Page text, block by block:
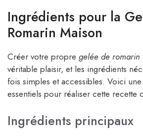
Ingrédients pour la
Romarin Maison
Créer votre propre gelée de romarin
véritable plaisir, et les ingrédients
fois simples et accessibles. Voici
essentiels pour réaliser cette recette
Ingrédients principaux